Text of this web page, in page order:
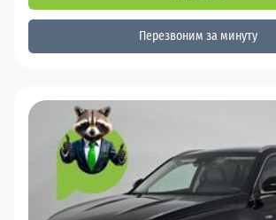
Перезвоним за минуту